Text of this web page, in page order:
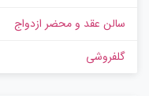
سالن عقد و محضر ازدواج
گلفروشی